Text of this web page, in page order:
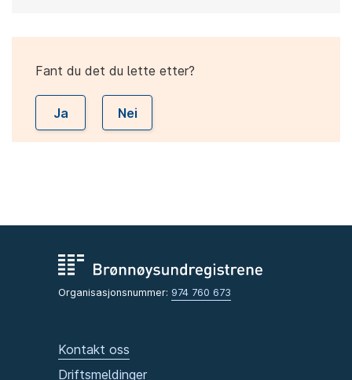
Fant du det du lette etter?
Ja Nei
Organisasjonsnummer: 974 760 673
Kontakt oss
Driftsmeldinger